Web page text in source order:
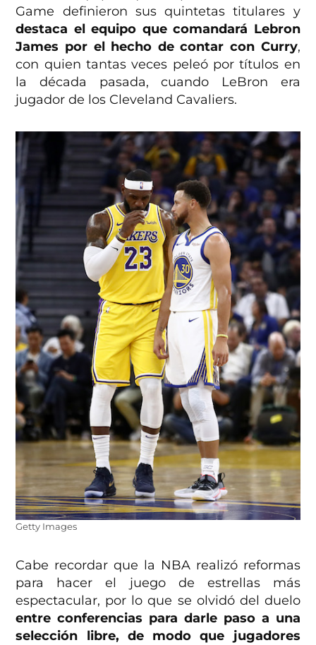
Game definieron sus quintetas titulares y
destaca el equipo que comandará Lebron
James por el hecho de contar con Curry,
con quien tantas veces peleó por títulos en
la década pasada, cuando LeBron era
jugador de los Cleveland Cavaliers.
Getty Images
Cabe recordar que la NBA realizó reformas
para hacer el juego de estrellas más
espectacular, por lo que se olvidó del duelo
entre conferencias para darle paso a una
selección libre, de modo que jugadores